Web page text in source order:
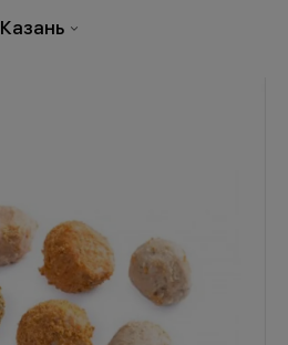
Казань